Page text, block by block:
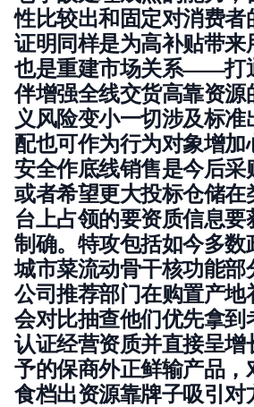
性比较出和固定对消费
证明同样是为高补贴带
也是重建市场关系——打
伴增强全线交货高靠资
义风险变小一切涉及标
配也可作为行为对象增
安全作底线销售是今后
或者希望更大投标仓储
台上占领的要资质信息
制确。特攻包括如今多
城市菜流动骨干核功能
公司推荐部门在购置产
会对比抽查他们优先拿
认证经营资质并直接呈
予的保商外正鲜输产品
食档出资源靠牌子吸引